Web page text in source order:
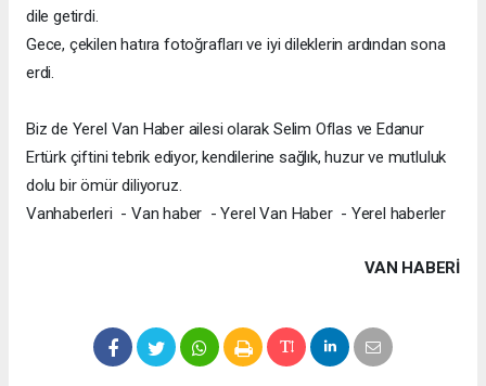
dile getirdi.
Gece, çekilen hatıra fotoğrafları ve iyi dileklerin ardından sona
erdi.
Biz de Yerel Van Haber ailesi olarak Selim Oflas ve Edanur
Ertürk çiftini tebrik ediyor, kendilerine sağlık, huzur ve mutluluk
dolu bir ömür diliyoruz.
Vanhaberleri - Van haber - Yerel Van Haber - Yerel haberler
VAN HABERİ